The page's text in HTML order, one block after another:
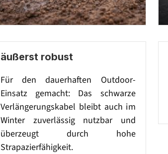
äußerst robust
Für den dauerhaften Outdoor-
Einsatz gemacht: Das schwarze
Verlängerungskabel bleibt auch im
Winter zuverlässig nutzbar und
überzeugt durch hohe
Strapazierfähigkeit.